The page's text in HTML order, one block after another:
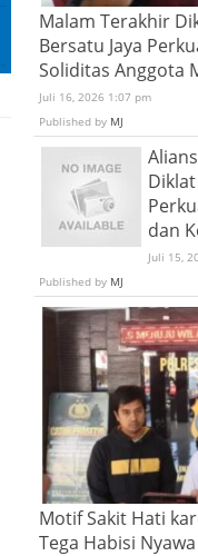
Malam Terakhir
Bersatu Jaya
Soliditas Anggota
Juli 16, 2026 1:07 pm
Published by MJ
dan
Juli 15,
Published by MJ
Motif Sakit Hati
Tega Habisi